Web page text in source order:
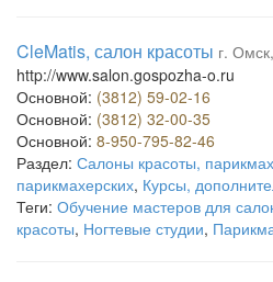
CleMatis, салон красоты г.
http://www.salon.gospozha-o.ru
Основной: (3812) 59-02-16
Основной: (3812) 32-00-35
Основной: 8-950-795-82-46
Раздел: Салоны красоты,
парикмахерских, Курсы,
Теги: Обучение мастеров для
красоты, Ногтевые студии,